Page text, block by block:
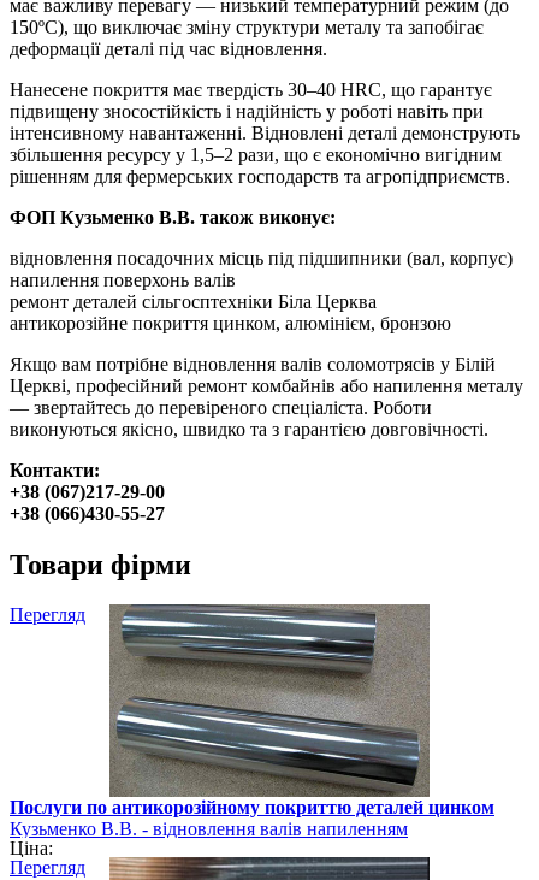
має важливу перевагу — низький температурний режим (до
150ºС), що виключає зміну структури металу та запобігає
деформації деталі під час відновлення.
Нанесене покриття має твердість 30–40 HRC, що гарантує
підвищену зносостійкість і надійність у роботі навіть при
інтенсивному навантаженні. Відновлені деталі демонструють
збільшення ресурсу у 1,5–2 рази, що є економічно вигідним
рішенням для фермерських господарств та агропідприємств.
ФОП Кузьменко В.В. також виконує:
відновлення посадочних місць під підшипники (вал, корпус)
напилення поверхонь валів
ремонт деталей сільгосптехніки Біла Церква
антикорозійне покриття цинком, алюмінієм, бронзою
Якщо вам потрібне відновлення валів соломотрясів у Білій
Церкві, професійний ремонт комбайнів або напилення металу
— звертайтесь до перевіреного спеціаліста. Роботи
виконуються якісно, швидко та з гарантією довговічності.
Контакти:
+38 (067)217-29-00
+38 (066)430-55-27
Товари фірми
Перегляд
Послуги по антикорозійному покриттю деталей цинком
Кузьменко В.В. - відновлення валів напиленням
Ціна:
Перегляд